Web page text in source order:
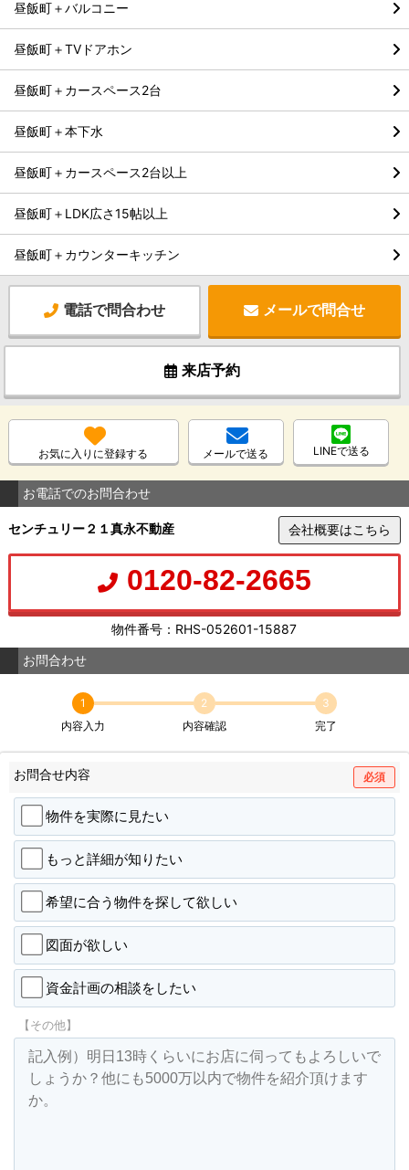
昼飯町＋バルコニー
昼飯町＋TVドアホン
昼飯町＋カースペース2台
昼飯町＋本下水
昼飯町＋カースペース2台以上
昼飯町＋LDK広さ15帖以上
昼飯町＋カウンターキッチン
電話で問合わせ メールで問合せ
来店予約
お気に入りに登録する メールで送る LINEで送る
お電話でのお問合わせ
センチュリー２１真永不動産 会社概要はこちら
0120-82-2665
物件番号：RHS-052601-15887
お問合わせ
1
内容入力
2
内容確認
3
完了
お問合せ内容 必須
物件を実際に見たい
もっと詳細が知りたい
希望に合う物件を探して欲しい
図面が欲しい
資金計画の相談をしたい
【その他】